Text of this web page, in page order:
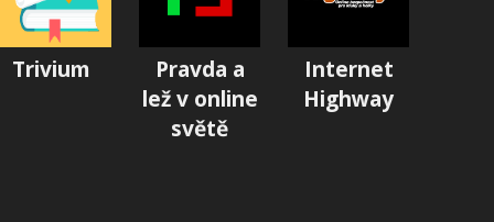
Trivium
Pravda a
lež v online
světě
Internet
Highway